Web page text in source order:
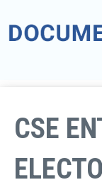
ayuda
a
CSE